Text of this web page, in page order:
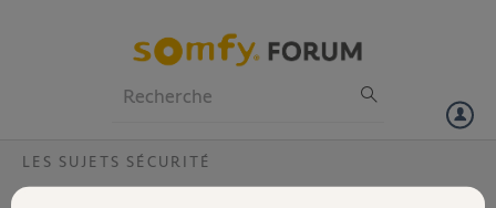
Volet
LES SUJETS SÉCURITÉ